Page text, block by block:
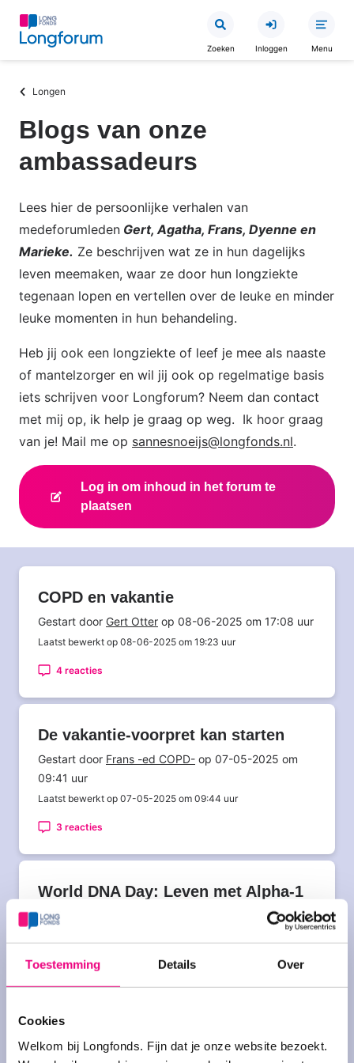
Toestemming Details Over
Cookies
Welkom bij Longfonds. Fijn dat je onze website bezoekt.
Overslaan
inhoud
gaan
Zoeken Inloggen Menu
Kruimelpad
Longen
Blogs van onze
ambassadeurs
Lees hier de persoonlijke verhalen van
medeforumleden Gert, Agatha, Frans, Dyenne en
Marieke. Ze beschrijven wat ze in hun dagelijks
leven meemaken, waar ze door hun longziekte
tegenaan lopen en vertellen over de leuke en minder
leuke momenten in hun behandeling.
Heb jij ook een longziekte of leef je mee als naaste
of mantelzorger en wil jij ook op regelmatige basis
iets schrijven voor Longforum? Neem dan contact
met mij op, ik help je graag op weg. Ik hoor graag
van je! Mail me op sannesnoeijs@longfonds.nl.
Log in om inhoud in het forum te
plaatsen
COPD en vakantie
Gestart door Gert Otter op 08-06-2025 om 17:08 uur
Laatst bewerkt op 08-06-2025 om 19:23 uur
4 reacties
De vakantie-voorpret kan starten
Gestart door Frans -ed COPD- op 07-05-2025 om
09:41 uur
Laatst bewerkt op 07-05-2025 om 09:44 uur
3 reacties
World DNA Day: Leven met Alpha-1
(AATD)
Laatst bewerkt op 25-04-2025 om 10:02 uur
Nog geen reacties
Energie verdeling